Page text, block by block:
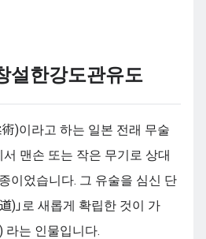
설한강도관유도
)이라고 하는 일본 전래 무술
맨손 또는 작은 무기로 상대
이었습니다. 그 유술을 심신 단
)」로 새롭게 확립한 것이 가
라는 인물입니다.